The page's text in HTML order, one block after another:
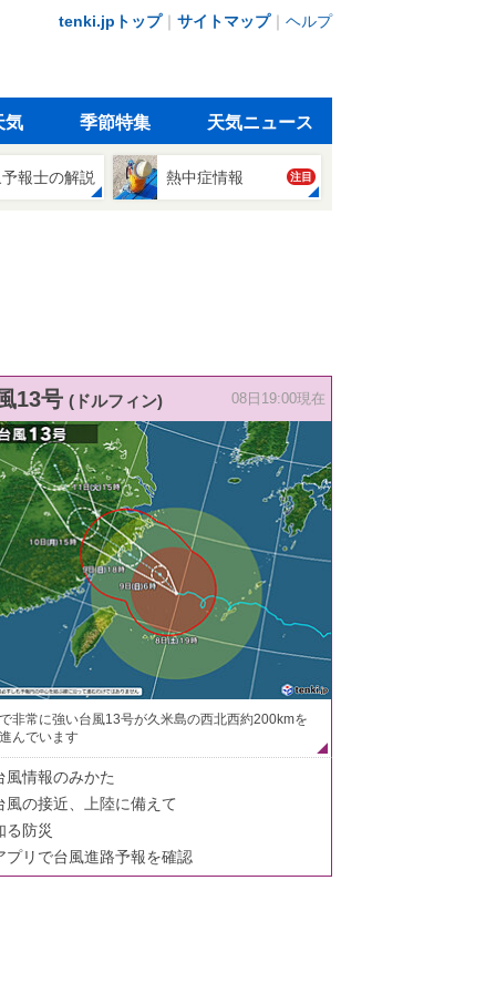
tenki.jpトップ｜ サイトマップ｜ ヘルプ
気 季節特集 天気ニュース
報士の解説 熱中症情報 注目
13号 (ドルフィン) 08日19:00現在
非常に強い台風13号が久米島の西北西約200kmを
んでいます
風情報のみかた
風の接近、上陸に備えて
る防災
プリで台風進路予報を確認